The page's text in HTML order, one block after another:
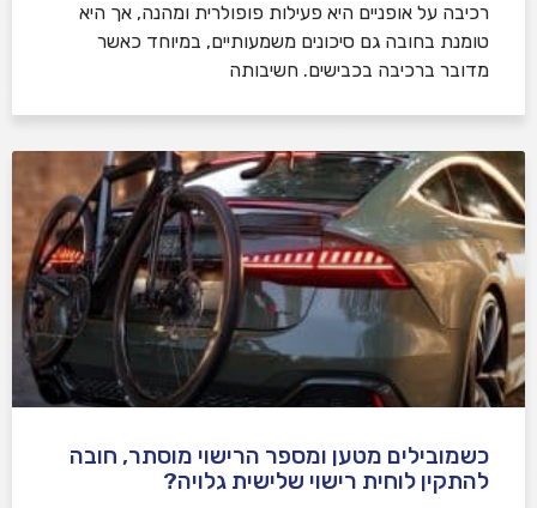
רכיבה על אופניים היא פעילות פופולרית ומהנה, אך היא
טומנת בחובה גם סיכונים משמעותיים, במיוחד כאשר
מדובר ברכיבה בכבישים. חשיבותה
כשמובילים מטען ומספר הרישוי מוסתר, חובה
להתקין לוחית רישוי שלישית גלויה?